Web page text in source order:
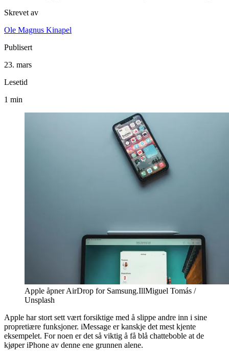
Skrevet av
Ole Magnus Kinapel
Publisert
23. mars
Lesetid
1 min
Apple åpner AirDrop for Samsung.IllMiguel Tomás /
Unsplash
Apple har stort sett vært forsiktige med å slippe andre inn i sine
propretiære funksjoner. iMessage er kanskje det mest kjente
eksempelet. For noen er det så viktig å få blå chatteboble at de
kjøper iPhone av denne ene grunnen alene.